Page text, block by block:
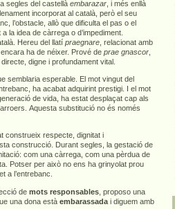
segles del castellà embarazar , i més enllà
incorporat al català, però el seu
l’obstacle, allò que dificulta el pas o el
la idea de càrrega o d’impediment.
Hereu del llatí praegnare , relacionat amb
ha de néixer. Prové de prae gnascor
digne i profundament vital.
semblaria esperable. El mot vingut del
ha acabat adquirint prestigi. I el mot
de vida, ha estat desplaçat cap als
Aquesta substitució no és només
construeix respecte, dignitat i
construcció. Durant segles, la gestació de
com una càrrega, com una pèrdua de
Potser per això no ens ha grinyolat prou
a l’entrebanc.
de mots responsables , proposo una
una dona està embarassada i diguem amb